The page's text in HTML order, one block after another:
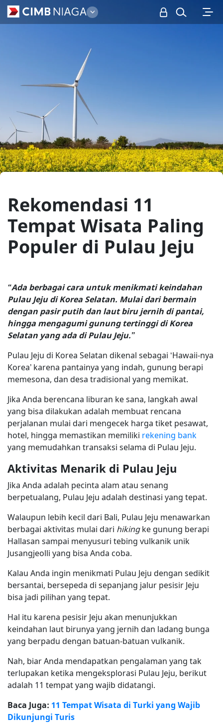
Personal
Rekomendasi 11
Tempat Wisata Paling
Populer di Pulau Jeju
“Ada berbagai cara untuk menikmati keindahan
Pulau Jeju di Korea Selatan. Mulai dari bermain
dengan pasir putih dan laut biru jernih di pantai,
hingga mengagumi gunung tertinggi di Korea
Selatan yang ada di Pulau Jeju.”
Pulau Jeju di Korea Selatan dikenal sebagai ‘Hawaii-nya
Korea’ karena pantainya yang indah, gunung berapi
memesona, dan desa tradisional yang memikat.
Jika Anda berencana liburan ke sana, langkah awal
yang bisa dilakukan adalah membuat rencana
perjalanan mulai dari mengecek harga tiket pesawat,
hotel, hingga memastikan memiliki rekening bank
yang memudahkan transaksi selama di Pulau Jeju.
Aktivitas Menarik di Pulau Jeju
Jika Anda adalah pecinta alam atau senang
berpetualang, Pulau Jeju adalah destinasi yang tepat.
Walaupun lebih kecil dari Bali, Pulau Jeju menawarkan
berbagai aktivitas mulai dari hikingke gunung berapi
Hallasan sampai menyusuri tebing vulkanik unik
Jusangjeolli yang bisa Anda coba.
Kalau Anda ingin menikmati Pulau Jeju dengan sedikit
bersantai, bersepeda di sepanjang jalur pesisir Jeju
bisa jadi pilihan yang tepat.
Hal itu karena pesisir Jeju akan menunjukkan
keindahan laut birunya yang jernih dan ladang bunga
yang berpadu dengan batuan-batuan vulkanik.
Nah, biar Anda mendapatkan pengalaman yang tak
terlupakan ketika mengeksplorasi Pulau Jeju, berikut
adalah 11 tempat yang wajib didatangi.
Baca Juga: 11 Tempat Wisata di Turki yang Wajib
Dikunjungi Turis